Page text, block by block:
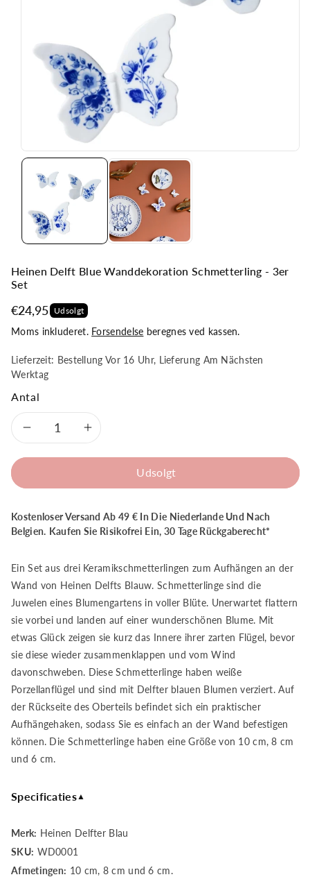
Heinen Delft Blue Wanddekoration Schmetterling - 3er
Set
€24,95 Udsolgt
Moms inkluderet. Forsendelse beregnes ved kassen.
Lieferzeit: Bestellung Vor 16 Uhr, Lieferung Am Nächsten
Werktag
Antal
Formindsk
Heinen
Delft
Blue
Wanddekoration
Schmetterling
-
3er
Set
Øg
Heinen
Delft
Blue
Wanddekoration
Schmetterling
-
3er
Set
Udsolgt
Kostenloser Versand Ab 49 € In Die Niederlande Und Nach
Belgien. Kaufen Sie Risikofrei Ein, 30 Tage Rückgaberecht*
Ein Set aus drei Keramikschmetterlingen zum Aufhängen an der
Wand von Heinen Delfts Blauw. Schmetterlinge sind die
Juwelen eines Blumengartens in voller Blüte. Unerwartet flattern
sie vorbei und landen auf einer wunderschönen Blume. Mit
etwas Glück zeigen sie kurz das Innere ihrer zarten Flügel, bevor
sie diese wieder zusammenklappen und vom Wind
davonschweben. Diese Schmetterlinge haben weiße
Porzellanflügel und sind mit Delfter blauen Blumen verziert. Auf
der Rückseite des Oberteils befindet sich ein praktischer
Aufhängehaken, sodass Sie es einfach an der Wand befestigen
können. Die Schmetterlinge haben eine Größe von 10 cm, 8 cm
und 6 cm.
Specificaties▲
Merk: Heinen Delfter Blau
SKU: WD0001
Afmetingen: 10 cm, 8 cm und 6 cm.